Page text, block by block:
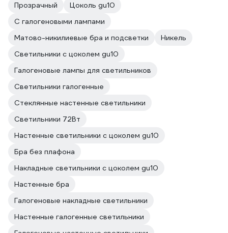
Прозрачный
Цоколь gu10
С галогеновыми лампами
Матово-никилиевые бра и подсветки
Никель
Светильники с цоколем gu10
Галогеновые лампы для светильников
Светильники галогенные
Стеклянные настенные светильники
Светильники 72Вт
Настенные светильники с цоколем gu10
Бра без плафона
Накладные светильники с цоколем gu10
Настенные бра
Галогеновые накладные светильники
Настенные галогенные светильники